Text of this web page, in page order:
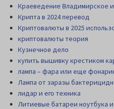
Краеведение Владимирское
Крипта в 2024 перевод
Криптовалюты в 2025
криптовалюты теория
Кузнечное дело
купить вышивку крестиком
лампа – фара или еще
Лампа от заразы
лидар и его техника
Литиевые батареи ноутбука